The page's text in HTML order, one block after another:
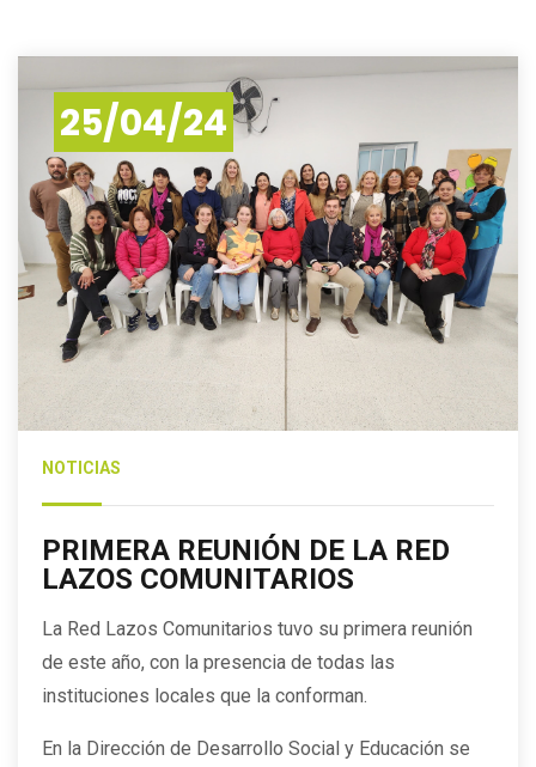
25/04/24
NOTICIAS
PRIMERA REUNIÓN DE LA RED
LAZOS COMUNITARIOS
La Red Lazos Comunitarios tuvo su primera reunión
de este año, con la presencia de todas las
instituciones locales que la conforman.
En la Dirección de Desarrollo Social y Educación se